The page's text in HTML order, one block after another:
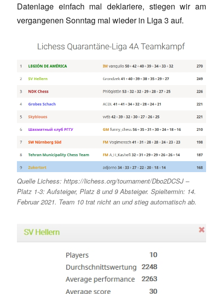
Datenlage einfach mal deklariere, stiegen wir am
vergangenen Sonntag mal wieder in Liga 3 auf.
Quelle Lichess: https://lichess.org/tournament/Dbo2DCSJ –
Platz 1-3: Aufsteiger, Platz 8 und 9 Absteiger. Spieltermin: 14.
Februar 2021. Team 10 trat nicht an und stieg automatisch ab.